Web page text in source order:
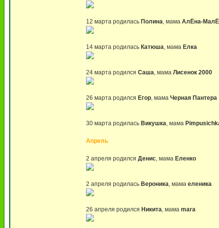
12 марта родилась Полина, мама АлЁна-
14 марта родилась Катюша, мама Елка
24 марта родился Саша, мама Лисенок 2000
26 марта родился Егор, мама Черная Пантера
30 марта родилась Викушка, мама
Апрель
2 апреля родился Денис, мама Еленко
2 апреля родилась Вероника, мама еленика
26 апреля родился Никита, мама mara